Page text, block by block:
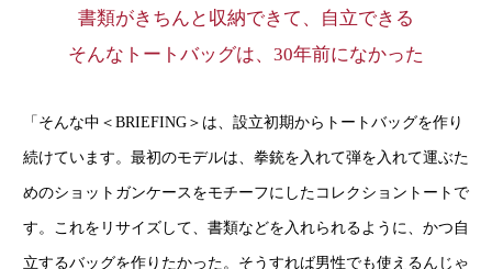
書類がきちんと収納できて、自立できる
そんなトートバッグは、30年前になかった
「そんな中＜BRIEFING＞は、設立初期からトートバッグを作り
続けています。最初のモデルは、拳銃を入れて弾を入れて運ぶた
めのショットガンケースをモチーフにしたコレクショントートで
す。これをリサイズして、書類などを入れられるように、かつ自
立するバッグを作りたかった。そうすれば男性でも使えるんじゃ